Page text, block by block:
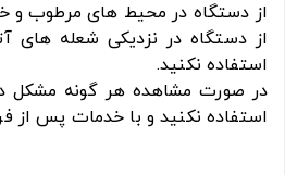
از دستگاه در محیط های مرطوب و
از دستگاه در نزدیکی شعله های
استفاده نکنید.
در صورت مشاهده هر گونه مشکل
استفاده نکنید و با خدمات پس از